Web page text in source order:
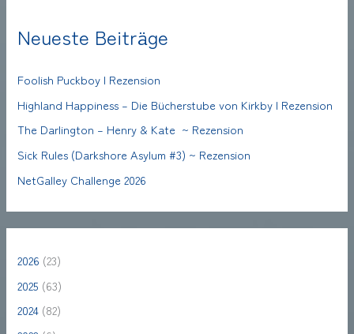
Neueste Beiträge
Foolish Puckboy | Rezension
Highland Happiness – Die Bücherstube von Kirkby | Rezension
The Darlington – Henry & Kate ~ Rezension
Sick Rules (Darkshore Asylum #3) ~ Rezension
NetGalley Challenge 2026
2026 (23)
2025 (63)
2024 (82)